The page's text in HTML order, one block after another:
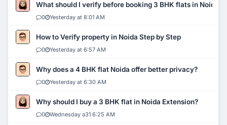
What should I verify before booking 3 BHK flats in Noida?
0 Yesterday at 8:01 AM
How to Verify property in Noida Step by Step
0 Yesterday at 6:57 AM
Why does a 4 BHK flat Noida offer better privacy?
0 Yesterday at 6:30 AM
Why should I buy a 3 BHK flat in Noida Extension?
0 Wednesday a31 6:25 AM